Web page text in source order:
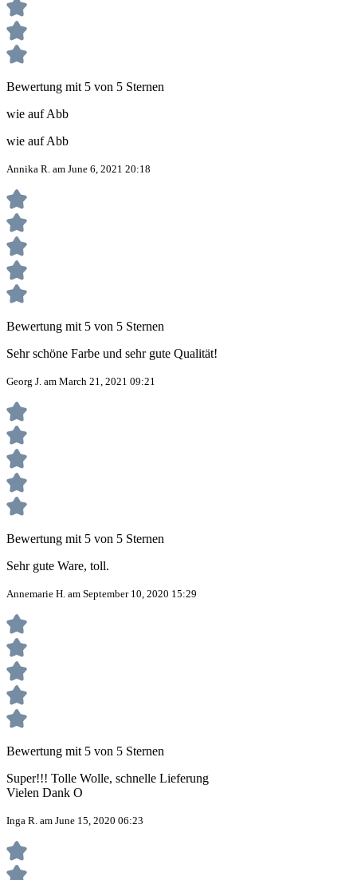
Bewertung mit 5 von 5 Sternen
wie auf Abb
wie auf Abb
Annika R. am June 6, 2021 20:18
Bewertung mit 5 von 5 Sternen
Sehr schöne Farbe und sehr gute Qualität!
Georg J. am March 21, 2021 09:21
Bewertung mit 5 von 5 Sternen
Sehr gute Ware, toll.
Annemarie H. am September 10, 2020 15:29
Bewertung mit 5 von 5 Sternen
Super!!! Tolle Wolle, schnelle Lieferung
Vielen Dank O
Inga R. am June 15, 2020 06:23